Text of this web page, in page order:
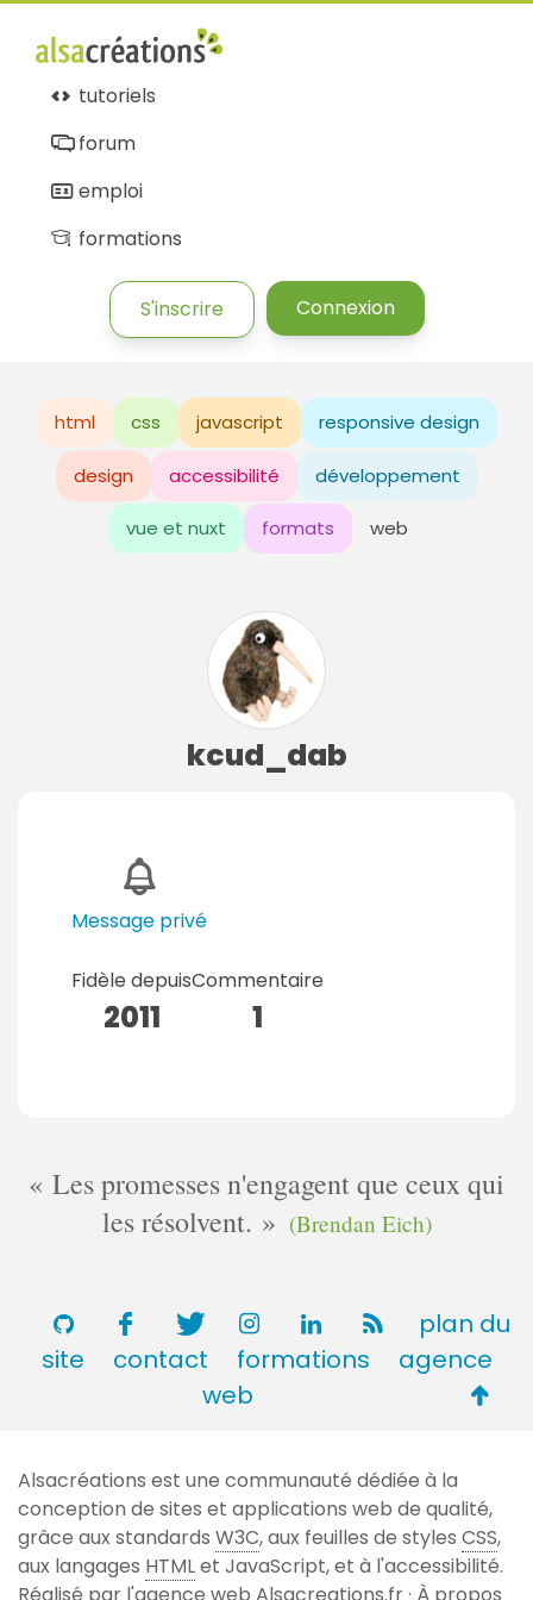
tutoriels
forum
emploi
formations
S'inscrire Connexion
html css javascript responsive design
design accessibilité développement
vue et nuxt formats web
kcud_dab
Message privé
Fidèle depuis
2011
Commentaire
1
Les promesses n'engagent que ceux qui
les résolvent.
(Brendan Eich)
plan du
site
contact formations
agence
web
de
page
Alsacréations est une communauté dédiée à la
conception de sites et applications web de qualité,
grâce aux standards W3C, aux feuilles de styles CSS,
aux langages HTMLet JavaScript, et à l'accessibilité.